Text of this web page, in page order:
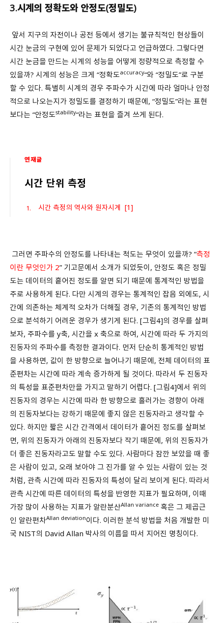
3.시계의 정확도와 안정도(정밀도)
앞서 지구의 자전이나 공전 등에서 생기는 불규칙적인 현상들이
시간 눈금의 구현에 있어 문제가 되었다고 언급하였다. 그렇다면
시간 눈금을 만드는 시계의 성능을 어떻게 정량적으로 측정할 수
있을까? 시계의 성능은 크게 “정확도accuracy“와 “정밀도”로 구분
할 수 있다. 특별히 시계의 경우 주파수가 시간에 따라 얼마나 안정
적으로 나오는지가 정밀도를 결정하기 때문에, “정밀도”라는 표현
보다는 “안정도stability“라는 표현을 즐겨 쓰게 된다.
연재글
시간 단위 측정
시간 측정의 역사와 원자시계 [1]
그러면 주파수의 안정도를 나타내는 척도는 무엇이 있을까? “측정
이란 무엇인가 2” 기고문에서 소개가 되었듯이, 안정도 혹은 정밀
도는 데이터의 흩어진 정도를 알면 되기 때문에 통계적인 방법을
주로 사용하게 된다. 다만 시계의 경우는 통계적인 잡음 외에도, 시
간에 의존하는 체계적 오차가 더해질 경우, 기존의 통계적인 방법
으로 분석하기 어려운 경우가 생기게 된다. [그림4]의 경우를 살펴
보자, 주파수를 y축, 시간을 x 축으로 하여, 시간에 따라 두 가지의
진동자의 주파수를 측정한 결과이다. 먼저 단순히 통계적인 방법
을 사용하면, 값이 한 방향으로 늘어나기 때문에, 전체 데이터의 표
준편차는 시간에 따라 계속 증가하게 될 것이다. 따라서 두 진동자
의 특성을 표준편차만을 가지고 말하기 어렵다. [그림4]에서 위의
진동자의 경우는 시간에 따라 한 방향으로 흘러가는 경향이 아래
의 진동자보다는 강하기 때문에 좋지 않은 진동자라고 생각할 수
있다. 하지만 짧은 시간 간격에서 데이터가 흩어진 정도를 살펴보
면, 위의 진동자가 아래의 진동자보다 작기 때문에, 위의 진동자가
더 좋은 진동자라고도 말할 수도 있다. 사람마다 잠깐 보았을 때 좋
은 사람이 있고, 오래 보아야 그 진가를 알 수 있는 사람이 있는 것
처럼, 관측 시간에 따라 진동자의 특성이 달리 보이게 된다. 따라서
관측 시간에 따른 데이터의 특성을 반영한 지표가 필요하며, 이때
가장 많이 사용하는 지표가 알란분산Allan variance 혹은 그 제곱근
인 알란편차Allan deviation이다. 이러한 분석 방법을 처음 개발한 미
국 NIST의 David Allan 박사의 이름을 따서 지어진 명칭이다.